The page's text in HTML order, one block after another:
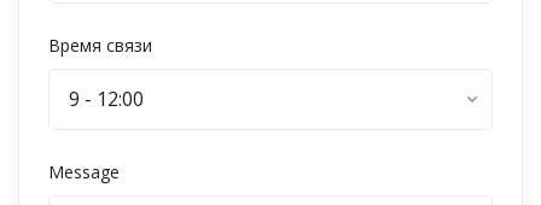
Время связи
9 - 12:00
Message